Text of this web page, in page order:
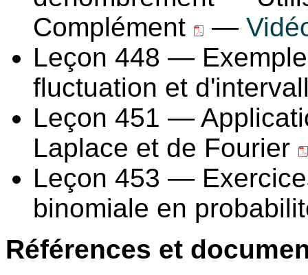
Complément
—
Leçon 448 —
fluctuation et
Leçon 451 —
Laplace et de Fourier
Leçon 453 —
binomiale en
Références et